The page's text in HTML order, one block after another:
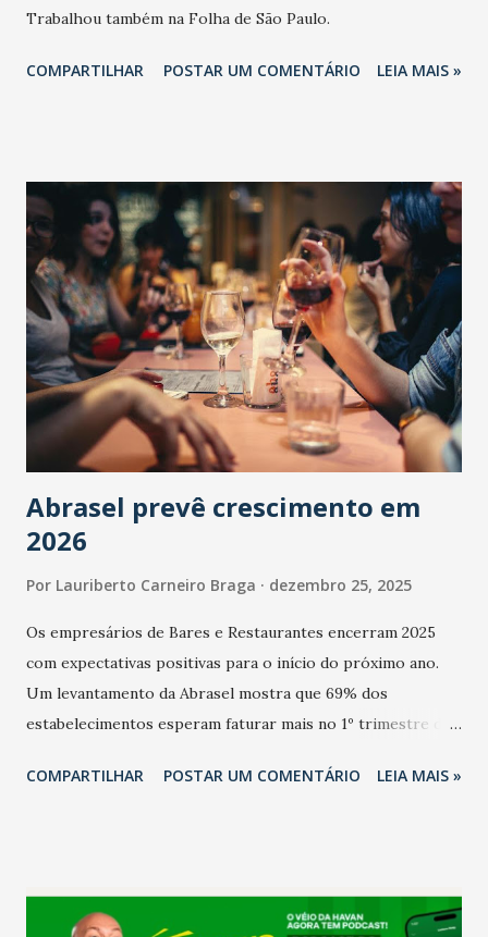
Trabalhou também na Folha de São Paulo.
COMPARTILHAR POSTAR UM COMENTÁRIO LEIA MAIS »
Abrasel prevê crescimento em
2026
Por Lauriberto Carneiro Braga dezembro 25, 2025
Os empresários de Bares e Restaurantes encerram 2025
com expectativas positivas para o início do próximo ano.
Um levantamento da Abrasel mostra que 69% dos
estabelecimentos esperam faturar mais no 1º trimestre de
relação ao último trimestre deste ano, 56% também
confraternizações de fim de ano e pelo pagamento do 13º
COMPARTILHAR POSTAR UM COMENTÁRIO LEIA MAIS »